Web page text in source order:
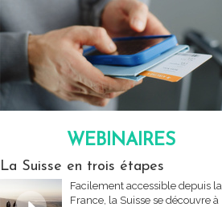
WEBINAIRES
La Suisse en trois étapes
Facilement accessible depuis la
France, la Suisse se découvre à